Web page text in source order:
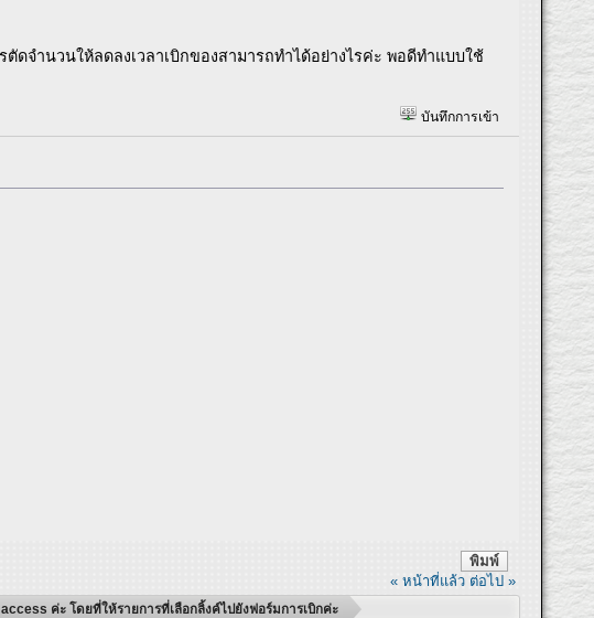
ดจำนวนให้ลดลงเวลาเบิกของสามารถทำได้อย่างไรค่ะ พอดีทำแบบใช้
บันทึกการเข้า
พิมพ์
« หน้าที่แล้ว ต่อไป »
ค่ะ โดยที่ให้รายการที่เลือกลิ้งค์ไปยังฟอร์มการเบิกค่ะ